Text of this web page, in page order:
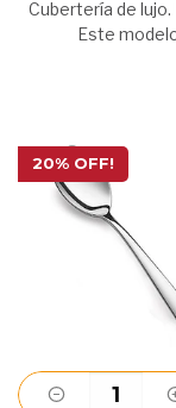
Cubertería de
Este
20% OFF!